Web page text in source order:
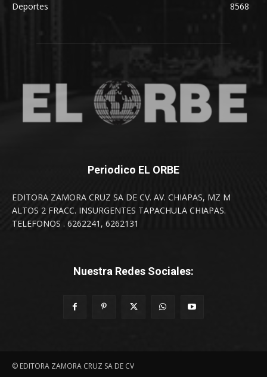
Deportes
8568
Periodico EL ORBE
EDITORA ZAMORA CRUZ SA DE CV. AV. CHIAPAS, MZ M
ALTOS 2 FRACC. INSURGENTES TAPACHULA CHIAPAS.
TELEFONOS . 6262241, 6262131
Nuestra Redes Sociales:
© EDITORA ZAMORA CRUZ SA DE CV